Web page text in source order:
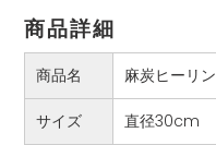
商品詳細
商品名 麻炭ヒーリ
サイズ 直径30cm